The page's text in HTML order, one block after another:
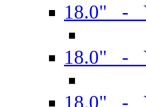
18.0" -
18.0" -
18.0" -